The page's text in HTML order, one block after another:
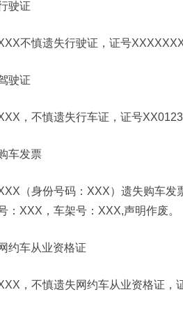
驶证
不慎遗失行驶证，证号
驶证
，不慎遗失行车证，证号XX0123
车发票
（身份号码：XXX）遗失购车发
：XXX，车架号：XXX,声明作废。
约车从业资格证
，不慎遗失网约车从业资格证，